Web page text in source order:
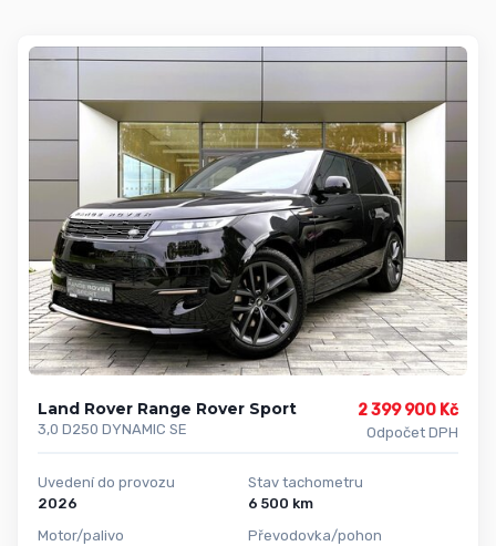
Land Rover Range Rover Sport
3,0 D250 DYNAMIC SE
2 399 900 Kč
Odpočet DPH
Uvedení do provozu
2026
Motor/palivo
Stav tachometru
6 500 km
Převodovka/pohon